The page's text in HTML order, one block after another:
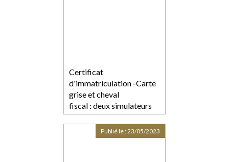
Certificat
d'immatriculation -Carte
grise et cheval
fiscal : deux simulateurs
pour estimer leurs coûts
Publié le :23/05/2023